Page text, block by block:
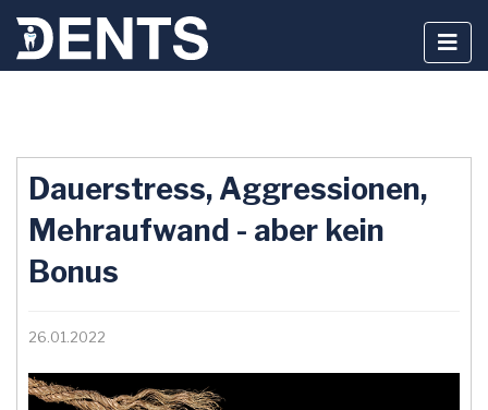
springen
Dauerstress, Aggressionen,
Mehraufwand - aber kein
Bonus
26.01.2022